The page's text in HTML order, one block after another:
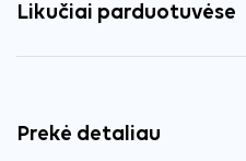
Likučiai parduotuvėse
Prekė detaliau